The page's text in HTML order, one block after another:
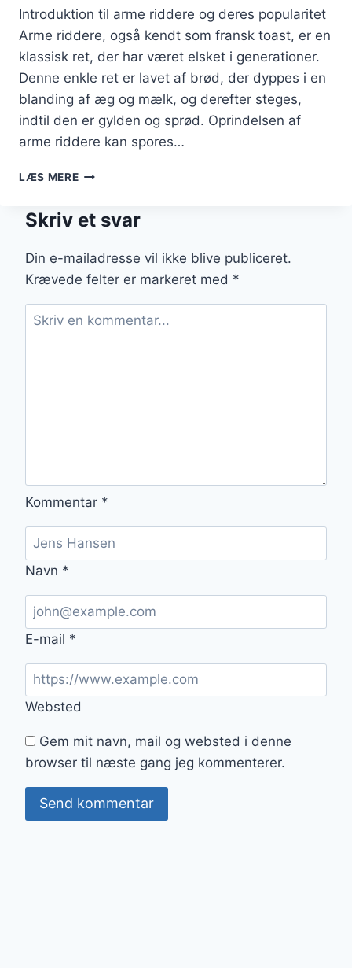
Introduktion til arme riddere og deres popularitet
Arme riddere, også kendt som fransk toast, er en
klassisk ret, der har været elsket i generationer.
Denne enkle ret er lavet af brød, der dyppes i en
blanding af æg og mælk, og derefter steges,
indtil den er gylden og sprød. Oprindelsen af
arme riddere kan spores…
LÆS MEREHVORDAN
SINE
RIDDERNE
KORREKT
Skriv et svar
Din e-mailadresse vil ikke blive publiceret.
Krævede felter er markeret med *
Kommentar *
Navn *
E-mail *
Websted
Gem mit navn, mail og websted i denne
browser til næste gang jeg kommenterer.